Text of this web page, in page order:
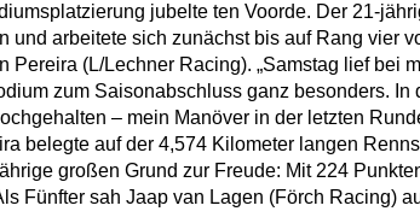
jubelte ten Voorde. Der 21-
und arbeitete sich zunächst bis auf Rang vier
Pereira (L/Lechner Racing). „Samstag lief bei
zum Saisonabschluss ganz besonders. In
– mein Manöver in der letzten
belegte auf der 4,574 Kilometer langen
großen Grund zur Freude: Mit 224
Fünfter sah Jaap van Lagen (Förch Racing)